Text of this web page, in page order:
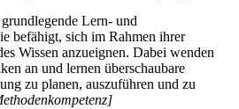
Lern- und
befähigt, sich im Rahmen ihrer
Wissen anzueignen. Dabei wenden
an und lernen überschaubare
zu planen, auszuführen und zu